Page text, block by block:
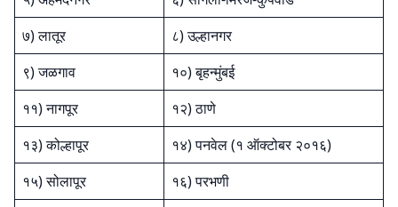
७) लातूर
८) उल्हानगर
९) जळगाव
१०) बृहन्मुंबई
११) नागपूर
१२) ठाणे
१३) कोल्हापूर
१४) पनवेल (१ ऑक्टोबर २०१६)
१५) सोलापूर
१६) परभणी